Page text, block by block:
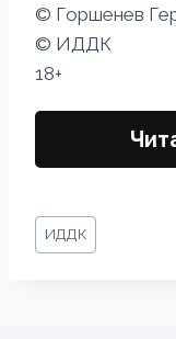
© Горшенев
© ИДДК
18+
Метки
записи:
ИДДК